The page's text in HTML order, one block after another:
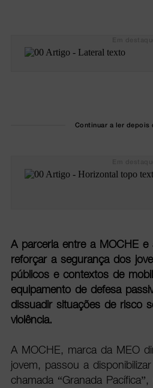
Continuar a ler depois
A parceria entre a MOCHE e
reforçar a segurança dos
públicos e contextos de
equipamento de defesa
dissuadir situações de risco
violência.
A MOCHE, marca da MEO
jovem, passou a
chamada “Granada